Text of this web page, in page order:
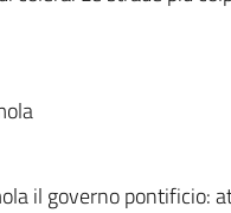
il governo pontificio: